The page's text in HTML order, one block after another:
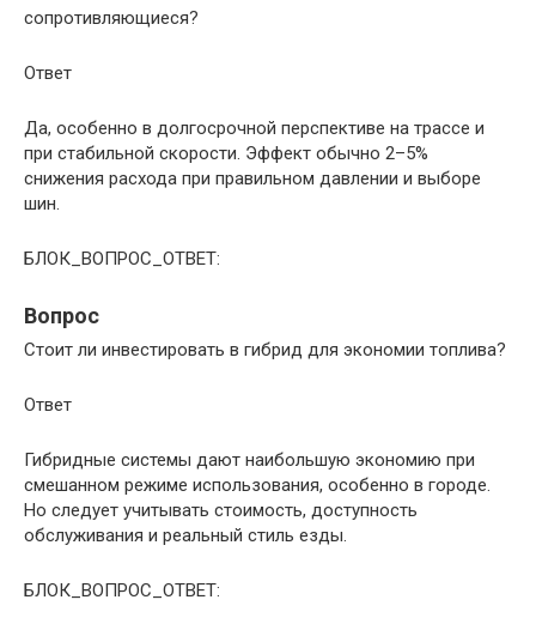
сопротивляющиеся?
Ответ
Да, особенно в долгосрочной перспективе на трассе и
при стабильной скорости. Эффект обычно 2–5%
снижения расхода при правильном давлении и выборе
шин.
БЛОК_ВОПРОС_ОТВЕТ:
Вопрос
Стоит ли инвестировать в гибрид для экономии топлива?
Ответ
Гибридные системы дают наибольшую экономию при
смешанном режиме использования, особенно в городе.
Но следует учитывать стоимость, доступность
обслуживания и реальный стиль езды.
БЛОК_ВОПРОС_ОТВЕТ: